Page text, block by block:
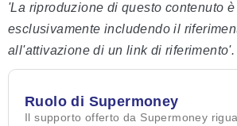
'La riproduzione di questo contenuto
esclusivamente includendo il
all'attivazione di un link di riferimento'.
Ruolo di Supermoney
Il supporto offerto da Supermoney